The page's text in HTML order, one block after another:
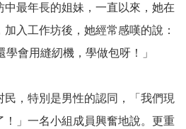
最年長的姐妹，一直以來，她在
入工作坊後，她經常感嘆的說：
學會用縫紉機，學做包呀！」
，特別是男性的認同，「我們現
！」一名小組成員興奮地說。更重